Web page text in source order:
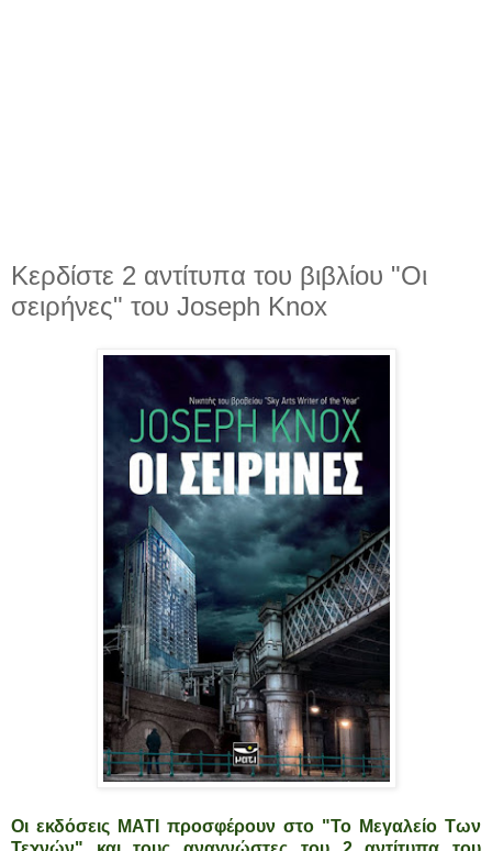
Κερδίστε 2 αντίτυπα του βιβλίου "Οι
σειρήνες" του Joseph Knox
Οι εκδόσεις ΜΑΤΙ προσφέρουν στο "Το Μεγαλείο Των